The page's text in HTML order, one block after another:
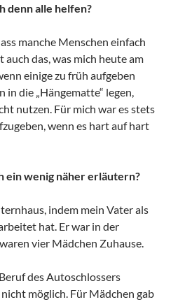
denn alle helfen?
manche Menschen einfach
auch das, was mich heute am
einige zu früh aufgeben
die „Hängematte“ legen,
nutzen. Für mich war es stets
wenn es hart auf hart
ein wenig näher erläutern?
indem mein Vater als
hat. Er war in der
vier Mädchen Zuhause.
des Autoschlossers
möglich. Für Mädchen gab